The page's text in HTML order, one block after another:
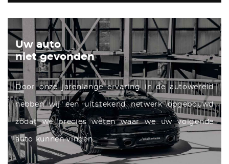
Uw auto
niet gevonden
Door onze jarenlange ervaring in de autowereld
hebben wij een uitstekend netwerk opgebouwd
zodat we precies weten waar we uw volgende
auto kunnen vinden.